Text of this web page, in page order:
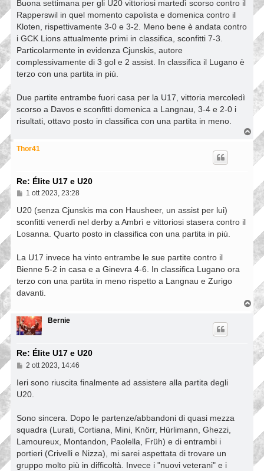
a
g
g
i
o
Buona settimana per gli U20 vittoriosi martedì scorso contro il
Rapperswil in quel momento capolista e domenica contro il
Kloten, rispettivamente 3-0 e 3-2. Meno bene è andata contro
i GCK Lions attualmente primi in classifica, sconfitti 7-3.
Particolarmente in evidenza Cjunskis, autore
complessivamente di 3 gol e 2 assist. In classifica il Lugano è
terzo con una partita in più.
Due partite entrambe fuori casa per la U17, vittoria mercoledì
scorso a Davos e sconfitti domenica a Langnau, 3-4 e 2-0 i
risultati, ottavo posto in classifica con una partita in meno.
o
p
Thor41
Re: Élite U17 e U20
M
s
a
g
o
1 ott 2023, 23:28
U20 (senza Cjunskis ma con Hausheer, un assist per lui)
sconfitti venerdì nel derby a Ambrì e vittoriosi stasera contro il
Losanna. Quarto posto in classifica con una partita in più.
La U17 invece ha vinto entrambe le sue partite contro il
Bienne 5-2 in casa e a Ginevra 4-6. In classifica Lugano ora
terzo con una partita in meno rispetto a Langnau e Zurigo
davanti.
T
o
Bernie
Re: Élite U17 e U20
M
s
a
i
o
2 ott 2023, 14:46
Ieri sono riuscita finalmente ad assistere alla partita degli
U20.
Sono sincera. Dopo le partenze/abbandoni di quasi mezza
squadra (Lurati, Cortiana, Mini, Knörr, Hürlimann, Ghezzi,
Lamoureux, Montandon, Paolella, Früh) e di entrambi i
portieri (Crivelli e Nizza), mi sarei aspettata di trovare un
gruppo molto più in difficoltà. Invece i "nuovi veterani" e i